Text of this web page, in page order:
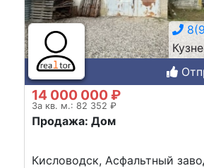
14 000 000 ₽
За кв. м.: 82 352 ₽
Продажа: Дом
Кисловодск, Асфальтный